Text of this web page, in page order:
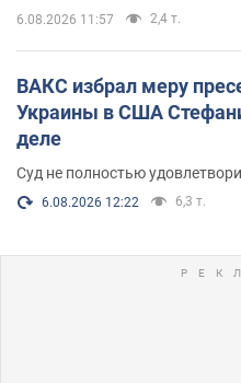
6.08.2026 11:57 2,4 т.
ВАКС избрал меру
Украины в США
деле
Суд не полностью
6.08.2026 12:22 6,3 т.